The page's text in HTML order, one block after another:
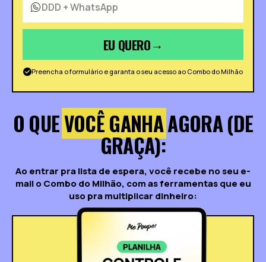
EU QUERO→
Preencha o formulário e garanta o seu acesso ao Combo do Milhão
O QUEVOCÊ GANHAAGORA (DE
GRAÇA):
Ao entrar pra lista de espera, você recebe no seu e-
mail o Combo do Milhão, com as ferramentas que eu
uso pra multiplicar dinheiro: